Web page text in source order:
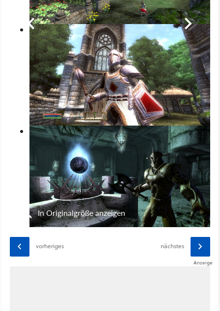
In Originalgröße anzeigen
vorheriges nächstes